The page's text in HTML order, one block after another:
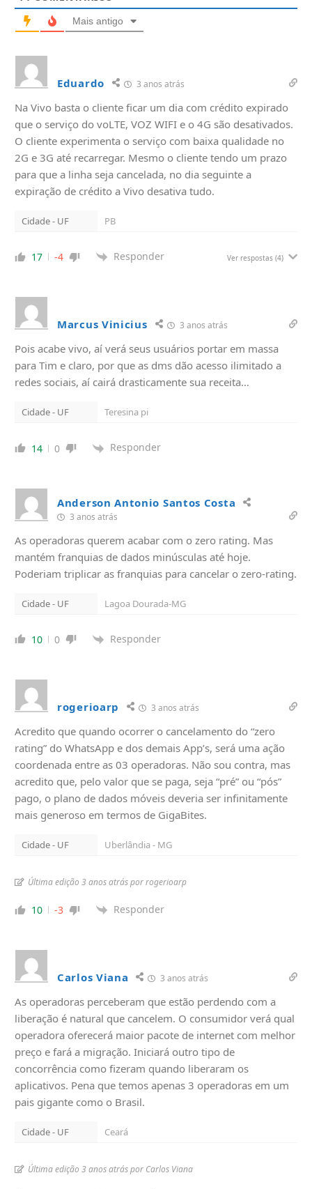
Mais antigo
Eduardo 3 anos atrás
Na Vivo basta o cliente ficar um dia com crédito expirado
que o serviço do voLTE, VOZ WIFI e o 4G são desativados.
O cliente experimenta o serviço com baixa qualidade no
2G e 3G até recarregar. Mesmo o cliente tendo um prazo
para que a linha seja cancelada, no dia seguinte a
expiração de crédito a Vivo desativa tudo.
Cidade - UF PB
17 -4 Responder Ver respostas (4)
Marcus Vinicius 3 anos atrás
Pois acabe vivo, aí verá seus usuários portar em massa
para Tim e claro, por que as dms dão acesso ilimitado a
redes sociais, aí cairá drasticamente sua receita…
Cidade - UF Teresina pi
14 0 Responder
Anderson Antonio Santos Costa
3 anos atrás
As operadoras querem acabar com o zero rating. Mas
mantém franquias de dados minúsculas até hoje.
Poderiam triplicar as franquias para cancelar o zero-rating.
Cidade - UF Lagoa Dourada-MG
10 0 Responder
rogerioarp 3 anos atrás
Acredito que quando ocorrer o cancelamento do “zero
rating” do WhatsApp e dos demais App’s, será uma ação
coordenada entre as 03 operadoras. Não sou contra, mas
acredito que, pelo valor que se paga, seja “pré” ou “pós”
pago, o plano de dados móveis deveria ser infinitamente
mais generoso em termos de GigaBites.
Cidade - UF Uberlândia - MG
Última edição 3 anos atrás por rogerioarp
10 -3 Responder
Carlos Viana 3 anos atrás
As operadoras perceberam que estão perdendo com a
liberação é natural que cancelem. O consumidor verá qual
operadora oferecerá maior pacote de internet com melhor
preço e fará a migração. Iniciará outro tipo de
concorrência como fizeram quando liberaram os
aplicativos. Pena que temos apenas 3 operadoras em um
pais gigante como o Brasil.
Cidade - UF Ceará
Última edição 3 anos atrás por Carlos Viana